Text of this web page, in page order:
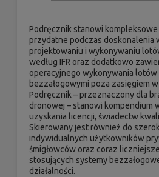
Podręcznik stanowi
przydatne podczas doskonalenia
projektowaniu i wykonywaniu
według IFR oraz dodatkowo
operacyjnego wykonywania lotów
bezzałogowymi poza zasięgiem
Podręcznik – przeznaczony dla
dronowej – stanowi kompendium
uzyskania licencji, świadectw
Skierowany jest również do
indywidualnych użytkowników
śmigłowców oraz coraz
stosujących systemy
działalności.